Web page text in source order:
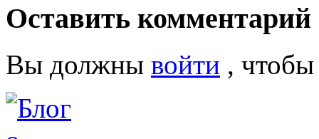
Оставить комментарий
Вы должны войти ,